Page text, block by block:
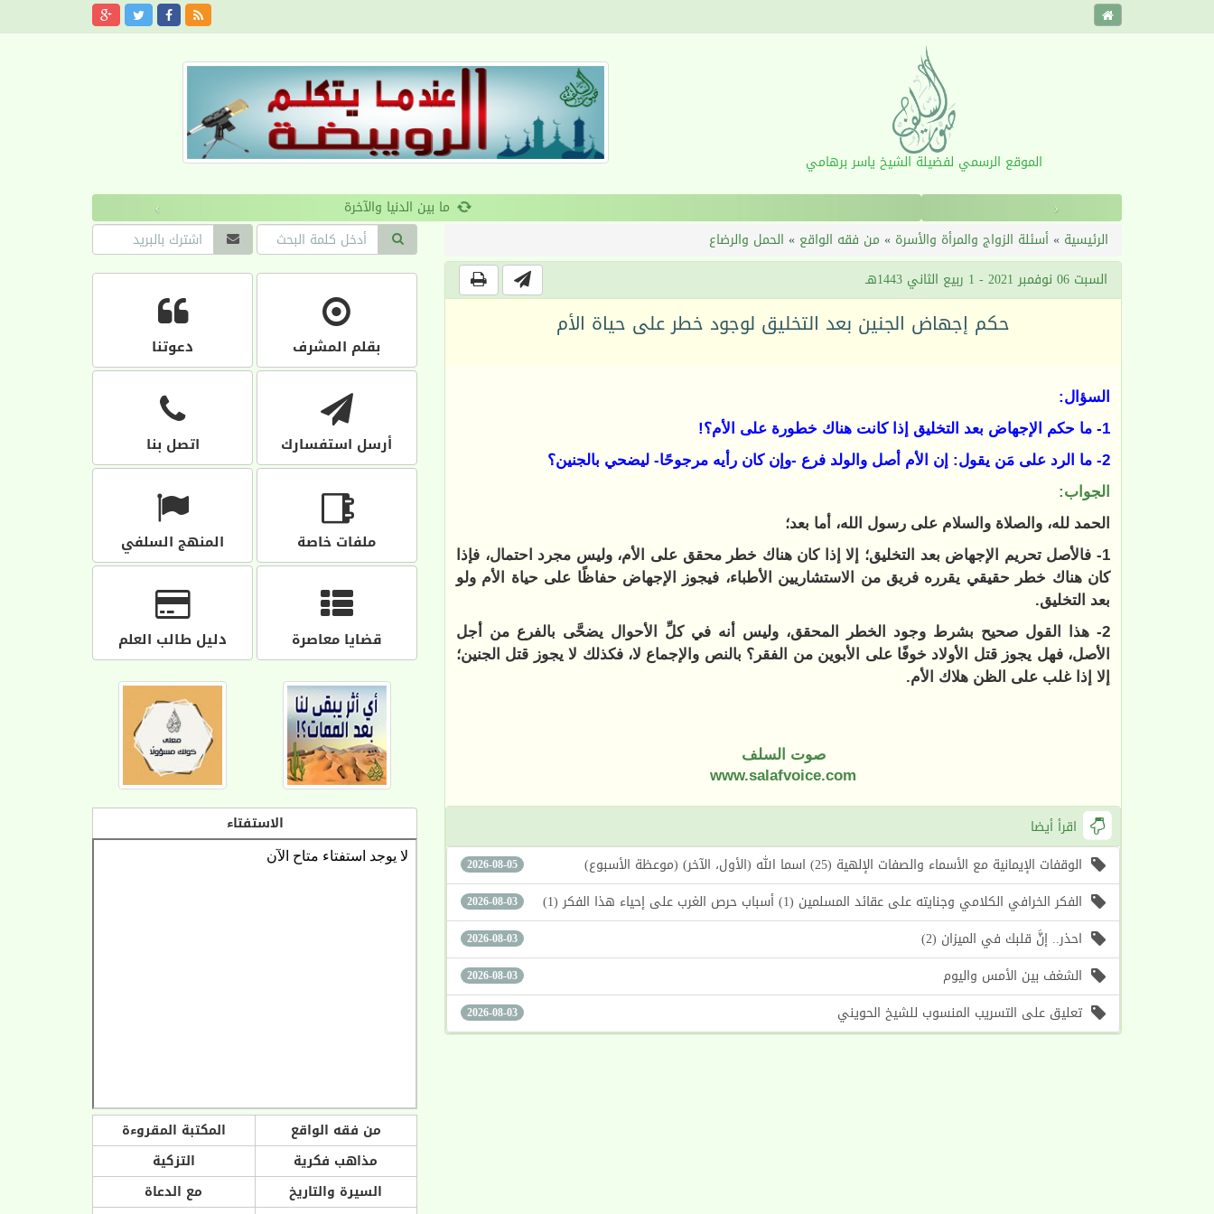
الموقع الرسمي لفضيلة الشيخ ياسر برهامي
‹
›
الرئيسية »أسئلة الزواج والمرأة والأسرة » من فقه الواقع » الحمل والرضاع
السبت 06 نوفمبر 2021 - 1 ربيع الثاني 1443هـ
حكم إجهاض الجنين بعد التخليق لوجود خطر على حياة الأم
السؤال:
1- ما حكم الإجهاض بعد التخليق إذا كانت هناك خطورة على الأم؟!
2- ما الرد على مَن يقول: إن الأم أصل والولد فرع -وإن كان رأيه مرجوحًا- ليضحي بالجنين؟
الجواب:
الحمد لله، والصلاة والسلام على رسول الله، أما بعد؛
1- فالأصل تحريم الإجهاض بعد التخليق؛ إلا إذا كان هناك خطر محقق على الأم، وليس مجرد احتمال، فإذا
كان هناك خطر حقيقي يقرره فريق من الاستشاريين الأطباء، فيجوز الإجهاض حفاظًا على حياة الأم ولو
بعد التخليق.
2- هذا القول صحيح بشرط وجود الخطر المحقق، وليس أنه في كلِّ الأحوال يضحَّى بالفرع من أجل
الأصل، فهل يجوز قتل الأولاد خوفًا على الأبوين من الفقر؟ بالنص والإجماع لا، فكذلك لا يجوز قتل الجنين؛
إلا إذا غلب على الظن هلاك الأم.
صوت السلف
www.salafvoice.com
اقرأ أيضا
2026-08-05 الوقفات الإيمانية مع الأسماء والصفات الإلهية (25) اسما الله (الأول، الآخر) (موعظة الأسبوع)
2026-08-03 الفكر الخرافي الكلامي وجنايته على عقائد المسلمين (1) أسباب حرص الغرب على إحياء هذا الفكر (1)
2026-08-03 احذر.. إنَّ قلبك في الميزان (2)
2026-08-03 الشغف بين الأمس واليوم
2026-08-03 تعليق على التسريب المنسوب للشيخ الحويني
بقلم المشرف دعوتنا
أرسل استفسارك اتصل بنا
ملفات خاصة المنهج السلفي
قضايا معاصرة دليل طالب العلم
الاستفتاء
من فقه الواقع
المكتبة المقروءة
مذاهب فكرية
التزكية
السيرة والتاريخ
مع الدعاة